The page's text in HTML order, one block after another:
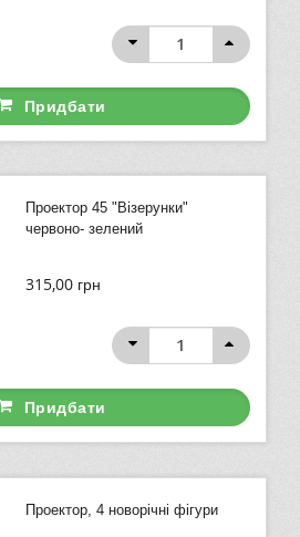
Придбати
Проектор 45 "Візерунки"
червоно- зелений
315,00 грн
Придбати
Проектор, 4 новорічні фігури